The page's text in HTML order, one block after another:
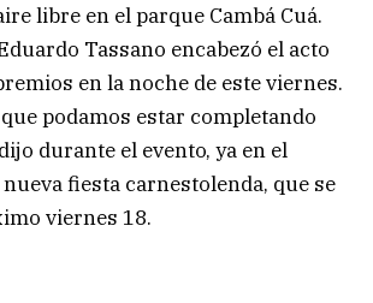
libre en el parque Cambá Cuá.
Tassano encabezó el acto
en la noche de este viernes.
podamos estar completando
durante el evento, ya en el
fiesta carnestolenda, que se
viernes 18.